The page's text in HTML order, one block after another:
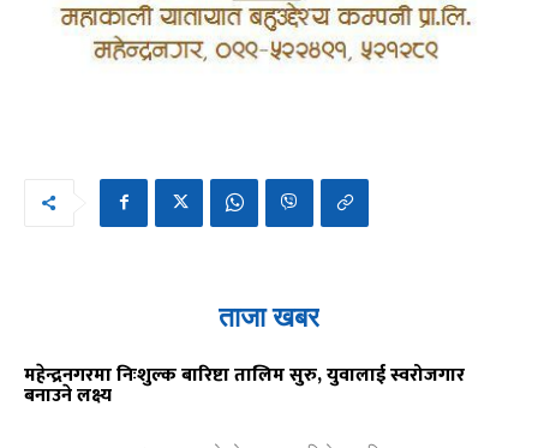
ताजा खबर
महेन्द्रनगरमा निःशुल्क बारिष्टा तालिम सुरु, युवालाई स्वरोजगार
बनाउने लक्ष्य